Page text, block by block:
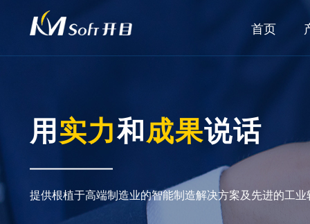
首页
用实力和成果说话
提供根植于高端制造业的智能制造解决方案及先进的工业